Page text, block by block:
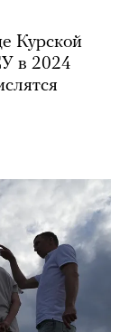
Курской
в 2024